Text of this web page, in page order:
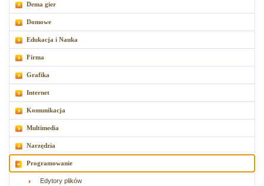
Dema gier
Domowe
Edukacja i Nauka
Firma
Grafika
Internet
Komunikacja
Multimedia
Narzędzia
Programowanie
Edytory plików